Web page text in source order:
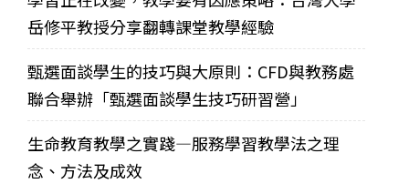
岳修平教授分享翻轉課堂教學經驗
甄選面談學生的技巧與大原則：CFD與教務處
聯合舉辦「甄選面談學生技巧研習營」
生命教育教學之實踐—服務學習教學法之理
念、方法及成效